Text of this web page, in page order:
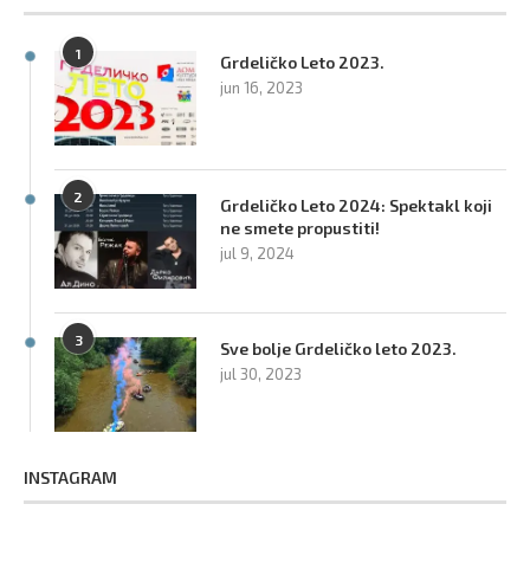
1 Grdeličko Leto 2023.
jun 16, 2023
2
Grdeličko Leto 2024: Spektakl koji
ne smete propustiti!
jul 9, 2024
3 Sve bolje Grdeličko leto 2023.
jul 30, 2023
INSTAGRAM